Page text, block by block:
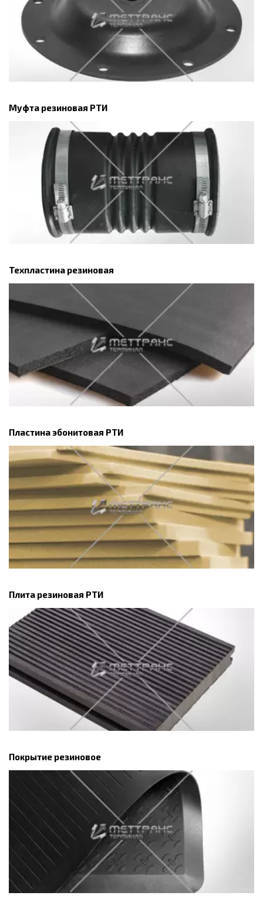
Муфта резиновая РТИ
Техпластина резиновая
Пластина эбонитовая РТИ
Плита резиновая РТИ
Покрытие резиновое